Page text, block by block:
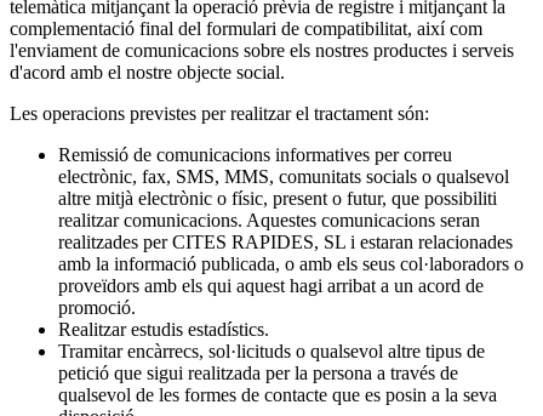
telemàtica mitjançant la operació prèvia de registre i mitjançant la
complementació final del formulari de compatibilitat, així com
l'enviament de comunicacions sobre els nostres productes i serveis
d'acord amb el nostre objecte social.
Les operacions previstes per realitzar el tractament són:
Remissió de comunicacions informatives per correu
electrònic, fax, SMS, MMS, comunitats socials o qualsevol
altre mitjà electrònic o físic, present o futur, que possibiliti
realitzar comunicacions. Aquestes comunicacions seran
realitzades per CITES RAPIDES, SL i estaran relacionades
amb la informació publicada, o amb els seus col·laboradors o
proveïdors amb els qui aquest hagi arribat a un acord de
promoció.
Realitzar estudis estadístics.
Tramitar encàrrecs, sol·licituds o qualsevol altre tipus de
petició que sigui realitzada per la persona a través de
qualsevol de les formes de contacte que es posin a la seva